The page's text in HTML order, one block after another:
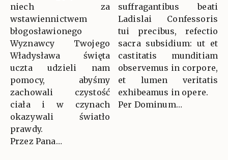
niech za
wstawiennictwem
błogosławionego
Wyznawcy Twojego
Władysława święta
uczta udzieli nam
pomocy, abyśmy
zachowali czystość
ciała i w czynach
okazywali światło
prawdy.
Przez Pana…
suffragantibus beati
Ladislai Confessoris
tui precibus, refectio
sacra subsidium: ut et
castitatis munditiam
observemus in corpore,
et lumen veritatis
exhibeamus in opere.
Per Dominum…